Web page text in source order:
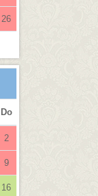
26
Do
2
9
16